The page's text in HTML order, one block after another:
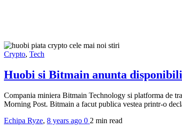
Crypto, Tech
Huobi si Bitmain anunta
Compania miniera Bitmain Technology si platforma de
Morning Post. Bitmain a facut publica vestea printr-o
Echipa Ryze, 8 years ago 0 2 min read